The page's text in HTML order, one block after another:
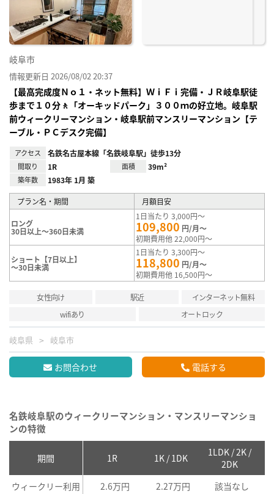
岐阜市
情報更新日 2026/08/02 20:37
【最高完成度Ｎｏ１・ネット無料】ＷｉＦｉ完備・ＪＲ岐阜駅徒
歩まで１０分🚶「オーキッドパーク」３００ｍの好立地。岐阜駅
前ウィークリーマンション・岐阜駅前マンスリーマンション【テ
ーブル・ＰＣデスク完備】
アクセス 名鉄名古屋本線「名鉄岐阜駅」徒歩13分
間取り 1R 面積 39m²
築年数 1983年 1月 築
プラン名・期間 月額目安
ロング
30日以上～360日未満
1日当たり 3,000円～
109,800 円/月～
初期費用他 22,000円～
ショート【7日以上】
～30日未満
1日当たり 3,300円～
118,800 円/月～
初期費用他 16,500円～
女性向け 駅近
インターネット無料
wifiあり
オートロック
岐阜県 岐阜市
お問合わせ 電話する
名鉄岐阜駅のウィークリーマンション・マンスリーマンショ
ンの特徴
期間 1R 1K / 1DK
1LDK / 2K /
2DK
ウィークリー利用 2.6万円 2.27万円 該当なし